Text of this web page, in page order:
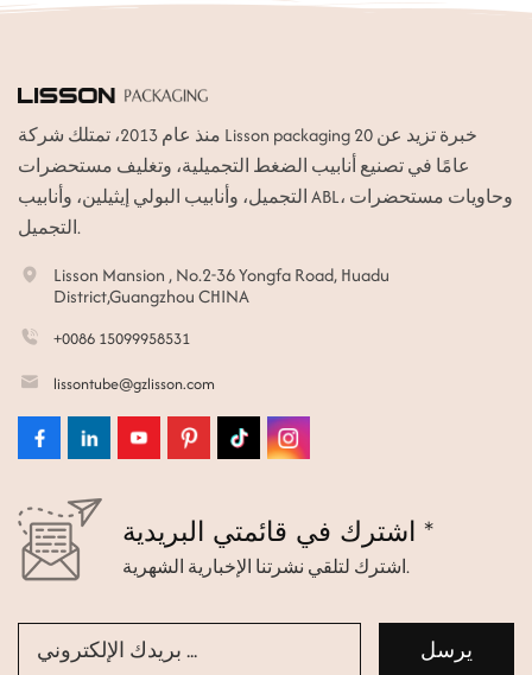
منذ عام 2013، تمتلك شركة Lisson packaging خبرة تزيد عن 20
عامًا في تصنيع أنابيب الضغط التجميلية، وتغليف مستحضرات
التجميل، وأنابيب البولي إيثيلين، وأنابيب ABL، وحاويات مستحضرات
التجميل.
Lisson Mansion , No.2-36 Yongfa Road, Huadu
District,Guangzhou CHINA
+0086 15099958531
lissontube@gzlisson.com
اشترك في قائمتي البريدية *
اشترك لتلقي نشرتنا الإخبارية الشهرية.